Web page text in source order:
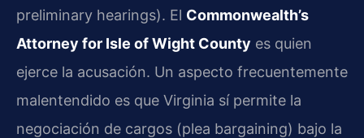
preliminary hearings). El Commonwealth’s
Attorney for Isle of Wight County es quien
ejerce la acusación. Un aspecto frecuentemente
malentendido es que Virginia sí permite la
negociación de cargos (plea bargaining) bajo la